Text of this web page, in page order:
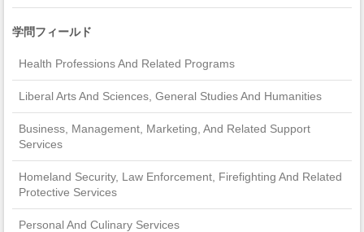
学問フィールド
Health Professions And Related Programs
Liberal Arts And Sciences, General Studies And Humanities
Business, Management, Marketing, And Related Support
Services
Homeland Security, Law Enforcement, Firefighting And Related
Protective Services
Personal And Culinary Services